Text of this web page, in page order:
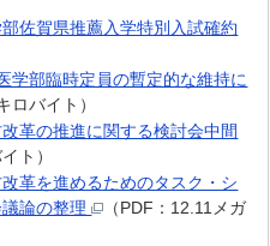
佐賀県推薦入学特別入試確約
学部臨時定員の暫定的な維持に
ロバイト）
革の推進に関する検討会中間
ト）
革を進めるためのタスク・シ
議論の整理
（PDF：12.11メガ